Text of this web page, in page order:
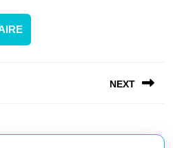
NEXT
suivant